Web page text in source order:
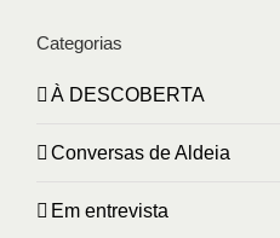
Categorias
À DESCOBERTA
Conversas de Aldeia
Em entrevista